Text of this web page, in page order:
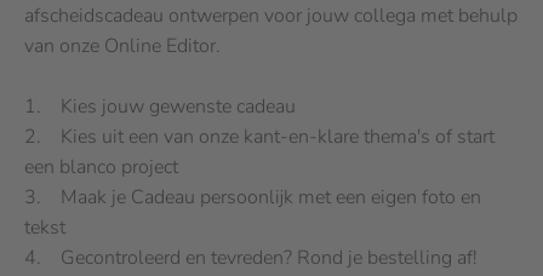
afscheidscadeau ontwerpen voor jouw collega met behulp
van onze Online Editor.
1. Kies jouw gewenste cadeau
2. Kies uit een van onze kant-en-klare thema's of start
een blanco project
3. Maak je Cadeau persoonlijk met een eigen foto en
tekst
4. Gecontroleerd en tevreden? Rond je bestelling af!